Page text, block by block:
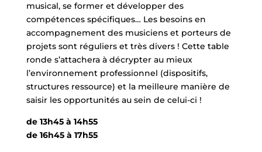
musical, se former et développer des
compétences spécifiques… Les besoins en
accompagnement des musiciens et porteurs de
projets sont réguliers et très divers ! Cette table
ronde s’attachera à décrypter au mieux
l’environnement professionnel (dispositifs,
structures ressource) et la meilleure manière de
saisir les opportunités au sein de celui-ci !
de 13h45 à 14h55
de 16h45 à 17h55